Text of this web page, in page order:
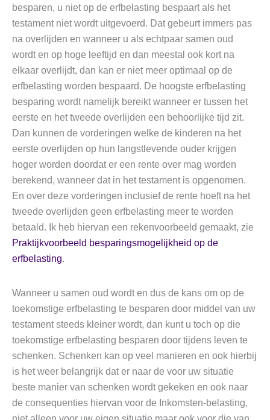
besparen, u niet op de erfbelasting bespaart als het
testament niet wordt uitgevoerd. Dat gebeurt immers pas
na overlijden en wanneer u als echtpaar samen oud
wordt en op hoge leeftijd en dan meestal ook kort na
elkaar overlijdt, dan kan er niet meer optimaal op de
erfbelasting worden bespaard. De hoogste erfbelasting
besparing wordt namelijk bereikt wanneer er tussen het
eerste en het tweede overlijden een behoorlijke tijd zit.
Dan kunnen de vorderingen welke de kinderen na het
eerste overlijden op hun langstlevende ouder krijgen
hoger worden doordat er een rente over mag worden
berekend, wanneer dat in het testament is opgenomen.
En over deze vorderingen inclusief de rente hoeft na het
tweede overlijden geen erfbelasting meer te worden
betaald. Ik heb hiervan een rekenvoorbeeld gemaakt, zie
Praktijkvoorbeeld besparingsmogelijkheid op de
erfbelasting.
Wanneer u samen oud wordt en dus de kans om op de
toekomstige erfbelasting te besparen door middel van uw
testament steeds kleiner wordt, dan kunt u toch op die
toekomstige erfbelasting besparen door tijdens leven te
schenken. Schenken kan op veel manieren en ook hierbij
is het weer belangrijk dat er naar de voor uw situatie
beste manier van schenken wordt gekeken en ook naar
de consequenties hiervan voor de Inkomsten-belasting,